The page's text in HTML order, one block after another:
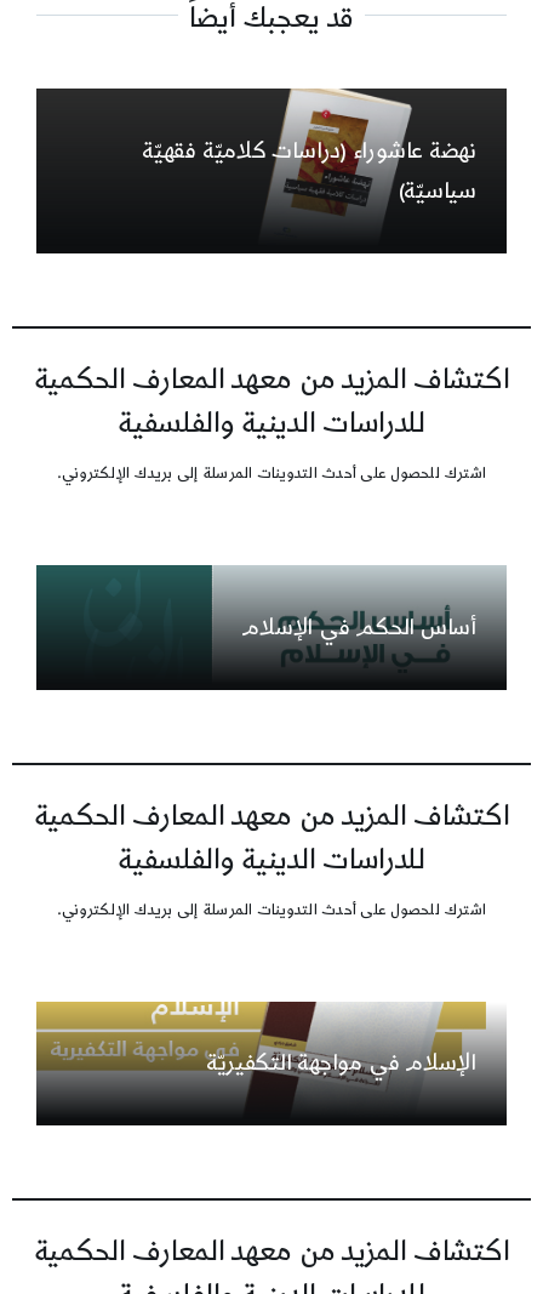
قد يعجبك أيضاً
نهضة عاشوراء (دراسات كلاميّة فقهيّة
سياسيّة)
اكتشاف المزيد من معهد المعارف الحكمية
للدراسات الدينية والفلسفية
اشترك للحصول على أحدث التدوينات المرسلة إلى بريدك الإلكتروني.
أساس الحكم في الإسلام
اكتشاف المزيد من معهد المعارف الحكمية
للدراسات الدينية والفلسفية
اشترك للحصول على أحدث التدوينات المرسلة إلى بريدك الإلكتروني.
الإسلام في مواجهة التكفيريّة
اكتشاف المزيد من معهد المعارف الحكمية